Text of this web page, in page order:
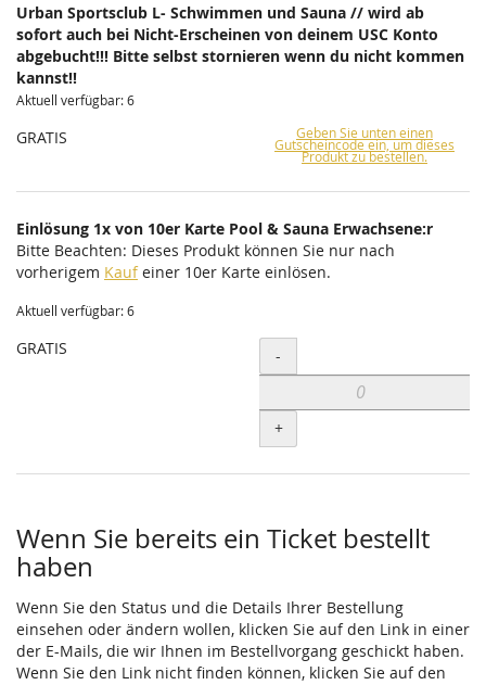
Urban Sportsclub L- Schwimmen und Sauna // wird ab
sofort auch bei Nicht-Erscheinen von deinem USC Konto
abgebucht!!! Bitte selbst stornieren wenn du nicht kommen
kannst!!
Aktuell verfügbar: 6
GRATIS Geben Sie unten einen
Gutscheincode ein, um dieses
Produkt zu bestellen.
Einlösung 1x von 10er Karte Pool & Sauna Erwachsene:r
Bitte Beachten: Dieses Produkt können Sie nur nach
vorherigem Kaufeiner 10er Karte einlösen.
Aktuell verfügbar: 6
GRATIS Menge
-
+
Wenn Sie bereits ein Ticket bestellt
haben
Wenn Sie den Status und die Details Ihrer Bestellung
einsehen oder ändern wollen, klicken Sie auf den Link in einer
der E-Mails, die wir Ihnen im Bestellvorgang geschickt haben.
Wenn Sie den Link nicht finden können, klicken Sie auf den